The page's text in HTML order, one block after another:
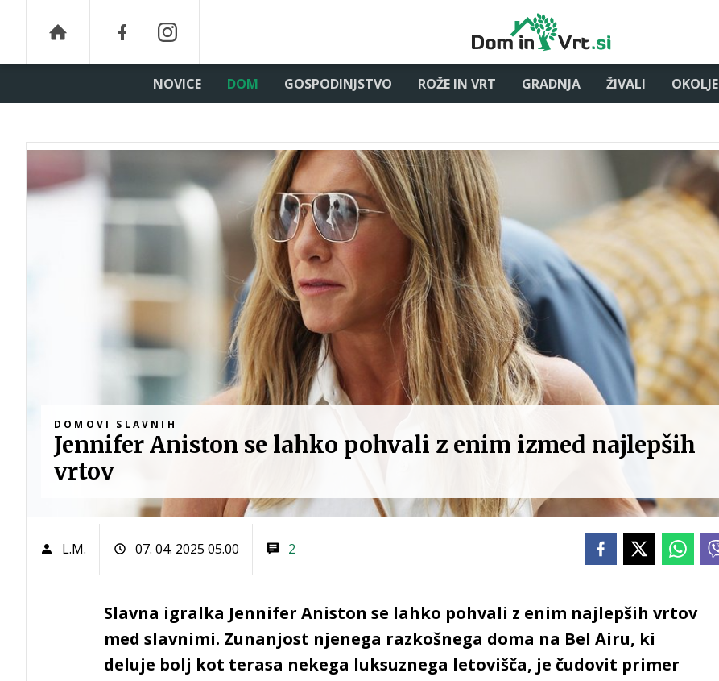
NOVICE DOM GOSPODINJSTVO ROŽE IN VRT GRADNJA ŽIVALI OKOLJE
DOMOVI SLAVNIH
Jennifer Aniston se lahko pohvali z enim izmed najlepših
vrtov
L.M. 07. 04. 2025 05.00 2
Slavna igralka Jennifer Aniston se lahko pohvali z enim najlepših vrtov
med slavnimi. Zunanjost njenega razkošnega doma na Bel Airu, ki
deluje bolj kot terasa nekega luksuznega letovišča, je čudovit primer